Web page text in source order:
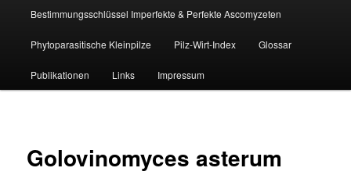
Bestimmungsschlüssel Imperfekte & Perfekte Ascomyzeten
Phytoparasitische Kleinpilze Pilz-Wirt-Index Glossar
Publikationen Links Impressum
Golovinomyces asterum